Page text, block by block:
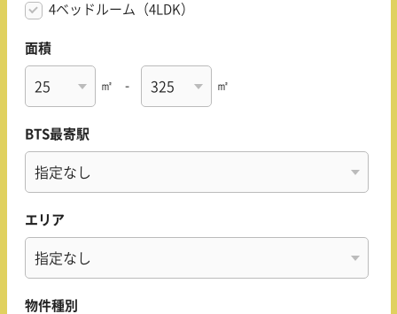
4ベッドルーム（4LDK）
面積
㎡ - ㎡
BTS最寄駅
エリア
物件種別